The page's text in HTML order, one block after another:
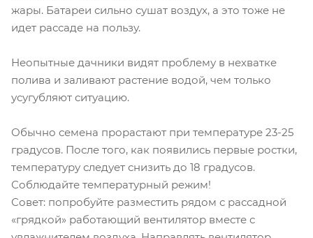
жары. Батареи сильно сушат воздух, а это тоже не
идет рассаде на пользу.
Неопытные дачники видят проблему в нехватке
полива и заливают растение водой, чем только
усугубляют ситуацию.
Обычно семена прорастают при температуре 23-25
градусов. После того, как появились первые ростки,
температуру следует снизить до 18 градусов.
Соблюдайте температурный режим!
Совет: попробуйте разместить рядом с рассадной
«грядкой» работающий вентилятор вместе с